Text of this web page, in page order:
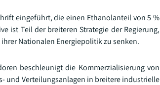
eingeführt, die einen Ethanolanteil von 5 %
ist Teil der breiteren Strategie der Regierung,
Nationalen Energiepolitik zu senken.
beschleunigt die Kommerzialisierung von
und Verteilungsanlagen in breitere industrielle